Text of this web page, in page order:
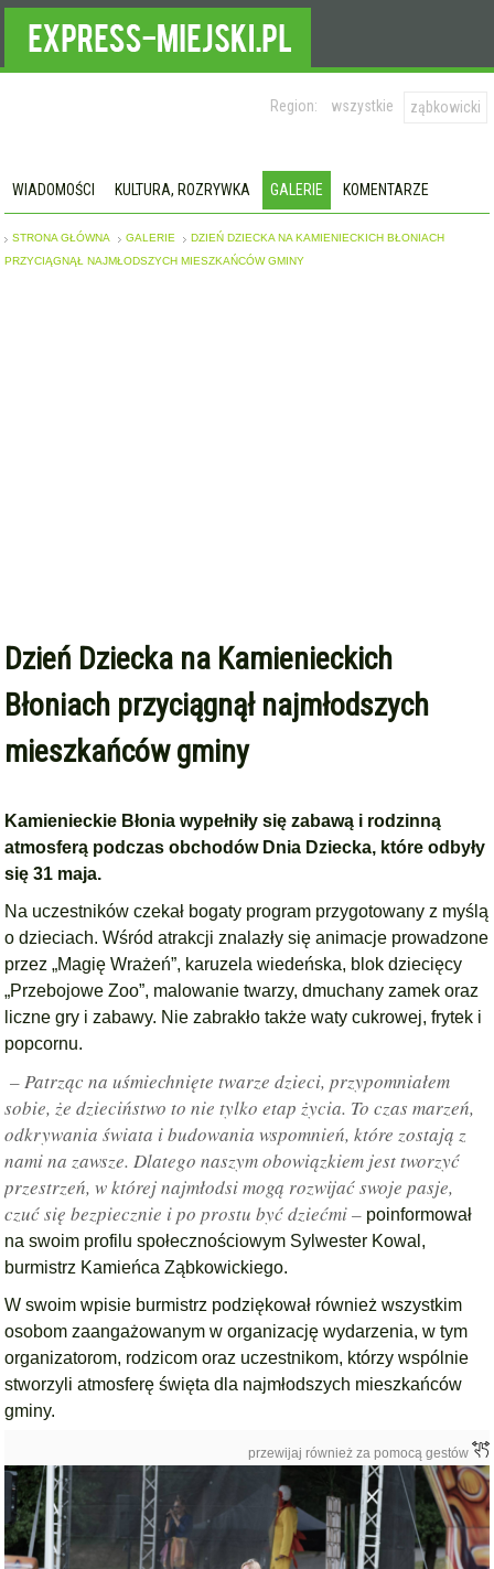
Region: wszystkie ząbkowicki
WIADOMOŚCI KULTURA, ROZRYWKA GALERIE KOMENTARZE
STRONA GŁÓWNA GALERIE
DZIEŃ DZIECKA NA KAMIENIECKICH BŁONIACH
PRZYCIĄGNĄŁ NAJMŁODSZYCH MIESZKAŃCÓW GMINY
Dzień Dziecka na Kamienieckich
Błoniach przyciągnął najmłodszych
mieszkańców gminy
Kamienieckie Błonia wypełniły się zabawą i rodzinną
atmosferą podczas obchodów Dnia Dziecka, które odbyły
się 31 maja.
Na uczestników czekał bogaty program przygotowany z myślą
o dzieciach. Wśród atrakcji znalazły się animacje prowadzone
przez „Magię Wrażeń”, karuzela wiedeńska, blok dziecięcy
„Przebojowe Zoo”, malowanie twarzy, dmuchany zamek oraz
liczne gry i zabawy. Nie zabrakło także waty cukrowej, frytek i
popcornu.
– Patrząc na uśmiechnięte twarze dzieci, przypomniałem
sobie, że dzieciństwo to nie tylko etap życia. To czas marzeń,
odkrywania świata i budowania wspomnień, które zostają z
nami na zawsze. Dlatego naszym obowiązkiem jest tworzyć
przestrzeń, w której najmłodsi mogą rozwijać swoje pasje,
czuć się bezpiecznie i po prostu być dziećmi – poinformował
na swoim profilu społecznościowym Sylwester Kowal,
burmistrz Kamieńca Ząbkowickiego.
W swoim wpisie burmistrz podziękował również wszystkim
osobom zaangażowanym w organizację wydarzenia, w tym
organizatorom, rodzicom oraz uczestnikom, którzy wspólnie
stworzyli atmosferę święta dla najmłodszych mieszkańców
gminy.
przewijaj również za pomocą gestów